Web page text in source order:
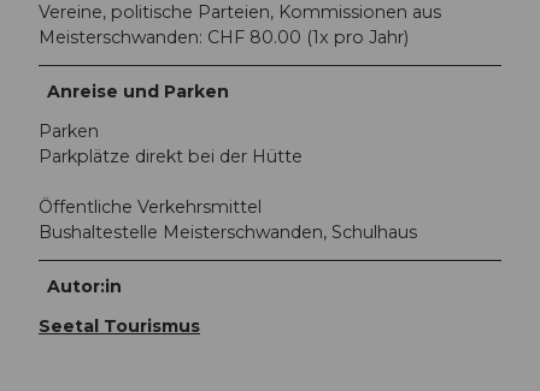
Vereine, politische Parteien, Kommissionen aus
Meisterschwanden: CHF 80.00 (1x pro Jahr)
Anreise und Parken
Parken
Parkplätze direkt bei der Hütte
Öffentliche Verkehrsmittel
Bushaltestelle Meisterschwanden, Schulhaus
Autor:in
Seetal Tourismus